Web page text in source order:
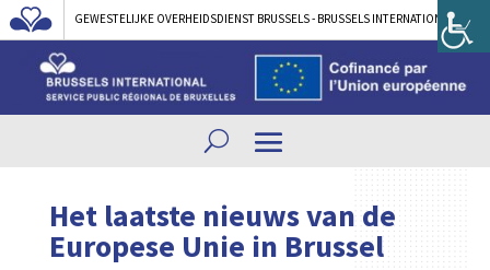
GEWESTELIJKE OVERHEIDSDIENST BRUSSELS - BRUSSELS INTERNATIONAL
Het laatste nieuws van de
Europese Unie in Brussel